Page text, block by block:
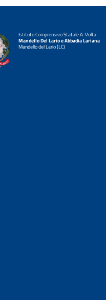
Istituto Comprensivo Statale A. Volta
Mandello Del Lario e Abbadia Lariana
Mandello del Lario (LC)